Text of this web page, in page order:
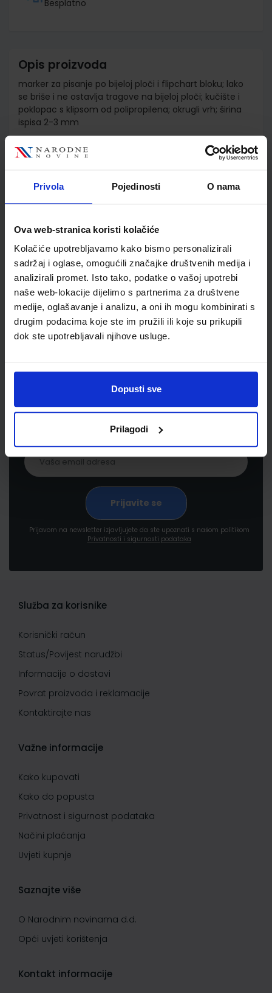
Privola Pojedinosti O nama
Ova web-stranica koristi kolačiće
Kolačiće upotrebljavamo kako bismo personalizirali
sadržaj i oglase, omogućili značajke društvenih medija i
analizirali promet. Isto tako, podatke o vašoj upotrebi
naše web-lokacije dijelimo s partnerima za društvene
medije, oglašavanje i analizu, a oni ih mogu kombinirati s
drugim podacima koje ste im pružili ili koje su prikupili
dok ste upotrebljavali njihove usluge.
Dopusti sve
Prilagodi
Besplatno
Opis proizvoda
marker za pisanje po bijeloj ploči i flipchart bloku; lako
se briše i ne ostavlja tragove na bijeloj ploči; kučište i
poklopac s klipsom od polipropilena; okrugli vrh; širina
ispisa 2-3 mm
Newsletter prijava
proizvodima i uslugama, akcijama i drugim
pogodnostima
Prijavom na newsletter izjavljujete da ste upoznati s našom politikom
Privatnosti i sigurnosti podataka
Služba za korisnike
Korisnički račun
Status/Povijest narudžbi
Informacije o dostavi
Povrat proizvoda i reklamacije
Kontaktirajte nas
Važne informacije
Kako kupovati
Kako do popusta
Privatnost i sigurnost podataka
Načini plaćanja
Uvjeti kupnje
Saznajte više
O Narodnim novinama d.d.
Opći uvjeti korištenja
Kontakt informacije